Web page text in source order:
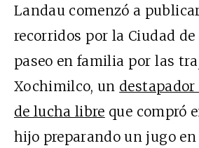
Landau comenzó a
recorridos por la Ciudad
paseo en familia por las
Xochimilco, un
de lucha libre que compró
hijo preparando un jugo